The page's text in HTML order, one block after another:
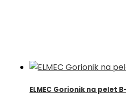
ELMEC Gorionik na pelet